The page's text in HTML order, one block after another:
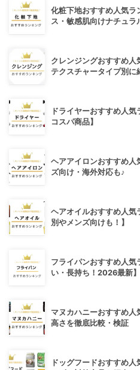
化粧下地おすすめ人気ラ
ス・敏感肌向けナチュラ
クレンジングおすすめ
テクスチャータイプ別に
ドライヤーおすすめ人
コスパ商品】
ヘアアイロンおすすめ
ズ向け・海外対応も♪
ヘアオイルおすすめ人
別やメンズ向けも！】
フライパンおすすめ人
い・長持ち！2026最新】
マヌカハニーおすすめ
高さを徹底比較・検証
ドッグフードおすすめ